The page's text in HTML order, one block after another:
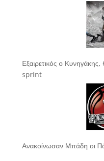
Εξαιρετικός ο
sprint
Ανακοίνωσαν Μπάδη οι